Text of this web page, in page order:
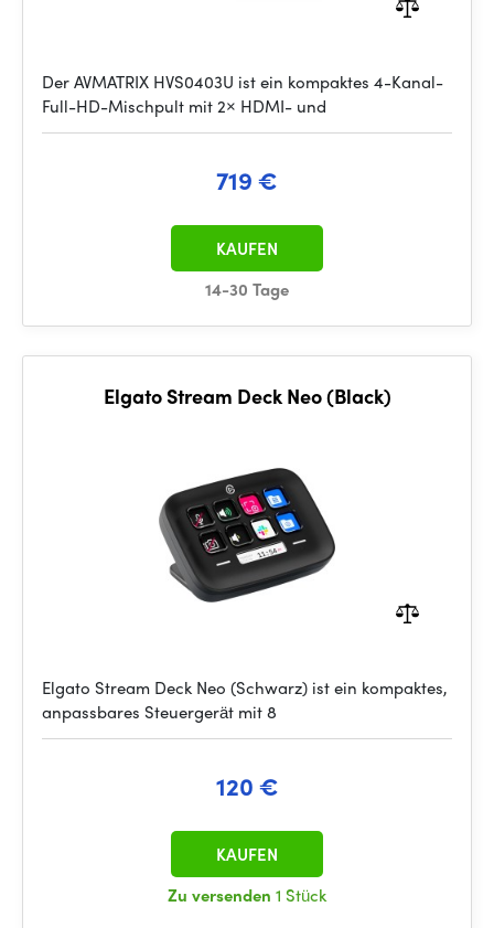
Der AVMATRIX HVS0403U ist ein kompaktes 4-Kanal-
Full-HD-Mischpult mit 2× HDMI- und
719 €
14-30 Tage
KAUFEN
Elgato Stream Deck Neo (Black)
Elgato Stream Deck Neo (Schwarz) ist ein kompaktes,
anpassbares Steuergerät mit 8
120 €
Zu versenden 1 Stück
KAUFEN